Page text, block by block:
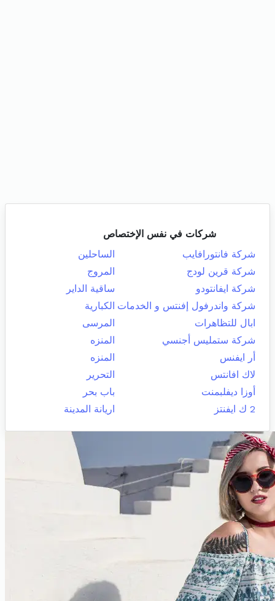
شركات في نفس الإختصاص
شركة فانتورافايب
الساحلين
شركة قرين لودج
المروج
شركة ايفانتودو
ساقية الداير
شركة واندرفول إفنتس و الخدمات الكبارية
ابال للتظاهرات
المرسى
شركة ستمليس أجنسي
المنزه
أر ايفنس
المنزه
لاك افانتس
التحرير
أوزا ديفلبمنت
باب بحر
2 ك ايفنتز
اريانة المدينة